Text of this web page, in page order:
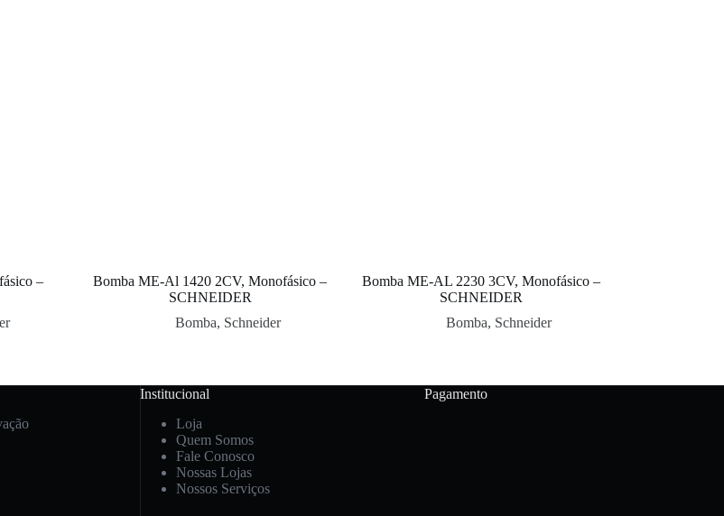
–
Bomba ME-Al 1420 2CV, Monofásico –
SCHNEIDER
Bomba, Schneider
Bomba ME-AL 2230 3CV, Monofásico –
SCHNEIDER
Bomba, Schneider
Institucional
Loja
Quem Somos
Fale Conosco
Nossas Lojas
Nossos Serviços
Pagamento